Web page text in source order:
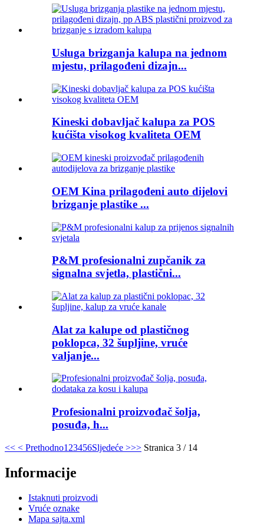
Usluga brizganja kalupa na jednom
mjestu, prilagođeni dizajn...
Kineski dobavljač kalupa za POS
kućišta visokog kvaliteta OEM
OEM Kina prilagođeni auto dijelovi
brizganje plastike ...
P&M profesionalni zupčanik za
signalna svjetla, plastični...
Alat za kalupe od plastičnog
poklopca, 32 šupljine, vruće
valjanje...
Profesionalni proizvođač šolja,
posuđa, h...
<< < Prethodno1 23456Sljedeće >>> Stranica 3 / 14
Informacije
Istaknuti proizvodi
Vruće oznake
Mapa sajta.xml